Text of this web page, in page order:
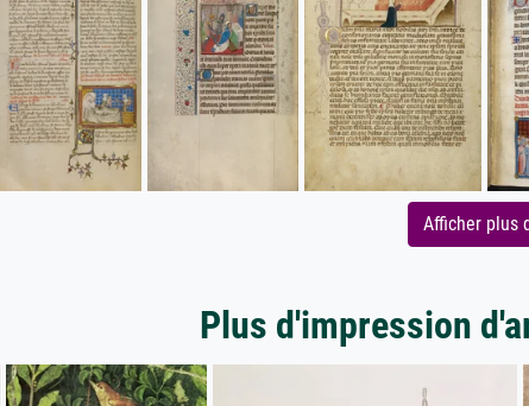
Afficher plus
Plus d'impression